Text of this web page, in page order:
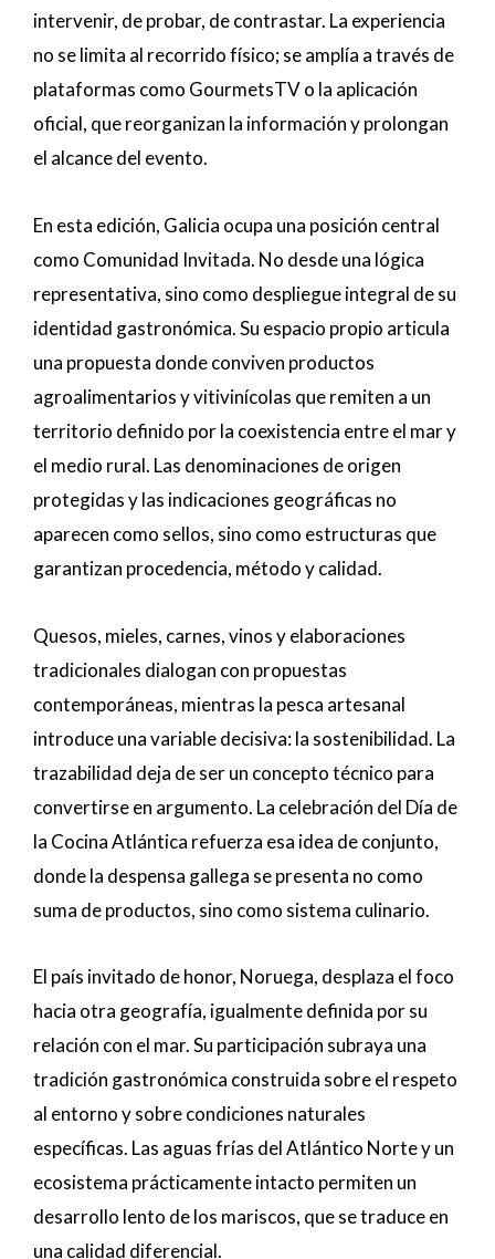
intervenir, de probar, de contrastar. La experiencia
no se limita al recorrido físico; se amplía a través de
plataformas como GourmetsTV o la aplicación
oficial, que reorganizan la información y prolongan
el alcance del evento.
En esta edición, Galicia ocupa una posición central
como Comunidad Invitada. No desde una lógica
representativa, sino como despliegue integral de su
identidad gastronómica. Su espacio propio articula
una propuesta donde conviven productos
agroalimentarios y vitivinícolas que remiten a un
territorio definido por la coexistencia entre el mar y
el medio rural. Las denominaciones de origen
protegidas y las indicaciones geográficas no
aparecen como sellos, sino como estructuras que
garantizan procedencia, método y calidad.
Quesos, mieles, carnes, vinos y elaboraciones
tradicionales dialogan con propuestas
contemporáneas, mientras la pesca artesanal
introduce una variable decisiva: la sostenibilidad. La
trazabilidad deja de ser un concepto técnico para
convertirse en argumento. La celebración del Día de
la Cocina Atlántica refuerza esa idea de conjunto,
donde la despensa gallega se presenta no como
suma de productos, sino como sistema culinario.
El país invitado de honor, Noruega, desplaza el foco
hacia otra geografía, igualmente definida por su
relación con el mar. Su participación subraya una
tradición gastronómica construida sobre el respeto
al entorno y sobre condiciones naturales
específicas. Las aguas frías del Atlántico Norte y un
ecosistema prácticamente intacto permiten un
desarrollo lento de los mariscos, que se traduce en
una calidad diferencial.